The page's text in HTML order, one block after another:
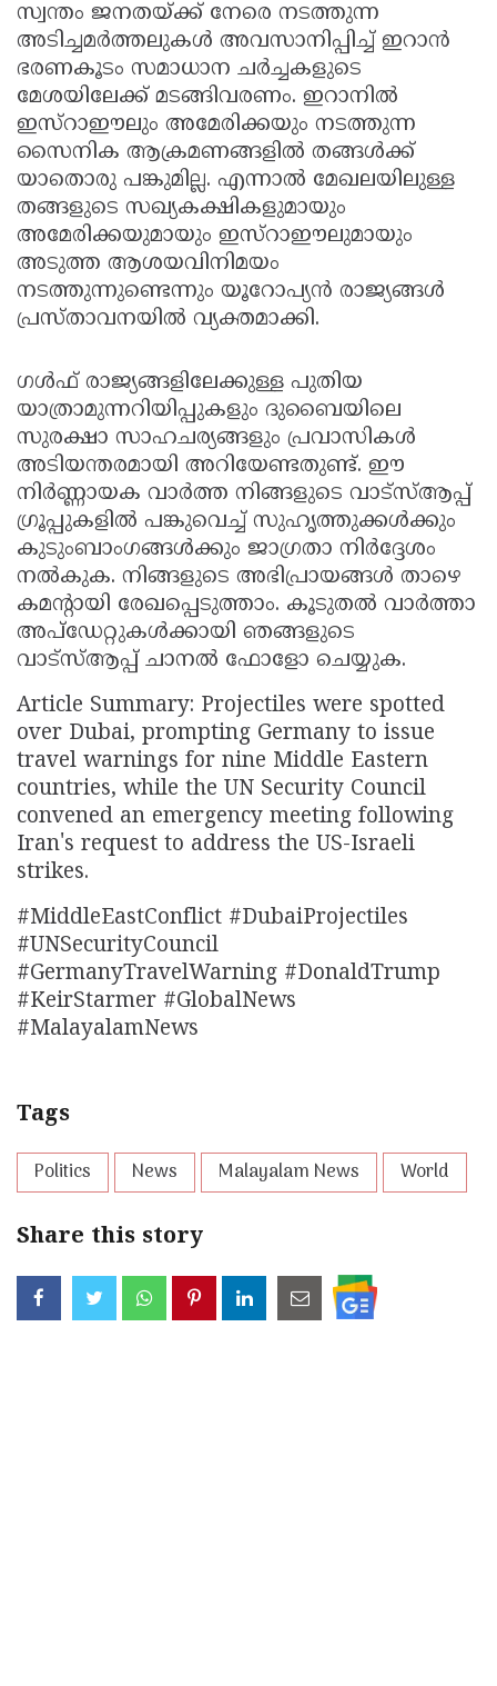
സ്വന്തം ജനതയ്ക്ക് നേരെ നടത്തുന്ന
അടിച്ചമർത്തലുകൾ അവസാനിപ്പിച്ച് ഇറാൻ
ഭരണകൂടം സമാധാന ചർച്ചകളുടെ
മേശയിലേക്ക് മടങ്ങിവരണം. ഇറാനിൽ
ഇസ്റാഈലും അമേരിക്കയും നടത്തുന്ന
സൈനിക ആക്രമണങ്ങളിൽ തങ്ങൾക്ക്
യാതൊരു പങ്കുമില്ല. എന്നാൽ മേഖലയിലുള്ള
തങ്ങളുടെ സഖ്യകക്ഷികളുമായും
അമേരിക്കയുമായും ഇസ്റാഈലുമായും
അടുത്ത ആശയവിനിമയം
നടത്തുന്നുണ്ടെന്നും യൂറോപ്യൻ രാജ്യങ്ങൾ
പ്രസ്താവനയിൽ വ്യക്തമാക്കി.
ഗൾഫ് രാജ്യങ്ങളിലേക്കുള്ള പുതിയ
യാത്രാമുന്നറിയിപ്പുകളും ദുബൈയിലെ
സുരക്ഷാ സാഹചര്യങ്ങളും പ്രവാസികൾ
അടിയന്തരമായി അറിയേണ്ടതുണ്ട്. ഈ
നിർണ്ണായക വാർത്ത നിങ്ങളുടെ വാട്സ്ആപ്പ്
ഗ്രൂപ്പുകളിൽ പങ്കുവെച്ച് സുഹൃത്തുക്കൾക്കും
കുടുംബാംഗങ്ങൾക്കും ജാഗ്രതാ നിർദ്ദേശം
നൽകുക. നിങ്ങളുടെ അഭിപ്രായങ്ങൾ താഴെ
കമന്റായി രേഖപ്പെടുത്താം. കൂടുതൽ വാർത്താ
അപ്‌ഡേറ്റുകൾക്കായി ഞങ്ങളുടെ
വാട്സ്ആപ്പ് ചാനൽ ഫോളോ ചെയ്യുക.
Article Summary: Projectiles were spotted
over Dubai, prompting Germany to issue
travel warnings for nine Middle Eastern
countries, while the UN Security Council
convened an emergency meeting following
Iran's request to address the US-Israeli
strikes.
#MiddleEastConflict #DubaiProjectiles
#UNSecurityCouncil
#GermanyTravelWarning #DonaldTrump
#KeirStarmer #GlobalNews
#MalayalamNews
Tags
Politics News Malayalam News World
Share this story